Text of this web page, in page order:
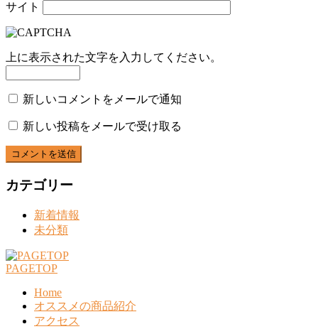
サイト
上に表示された文字を入力してください。
新しいコメントをメールで通知
新しい投稿をメールで受け取る
カテゴリー
新着情報
未分類
PAGETOP
Home
オススメの商品紹介
アクセス